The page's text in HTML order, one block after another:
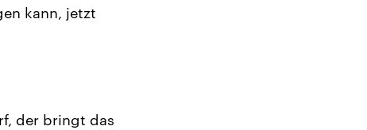
kann, jetzt
der bringt das